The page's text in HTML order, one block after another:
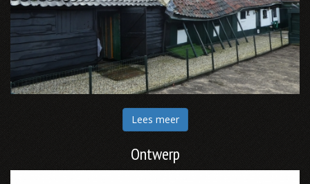
Lees meer
Ontwerp